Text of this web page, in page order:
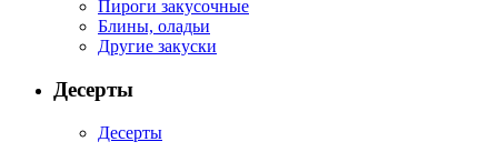
Пироги закусочные
Блины, оладьи
Другие закуски
Десерты
Десерты